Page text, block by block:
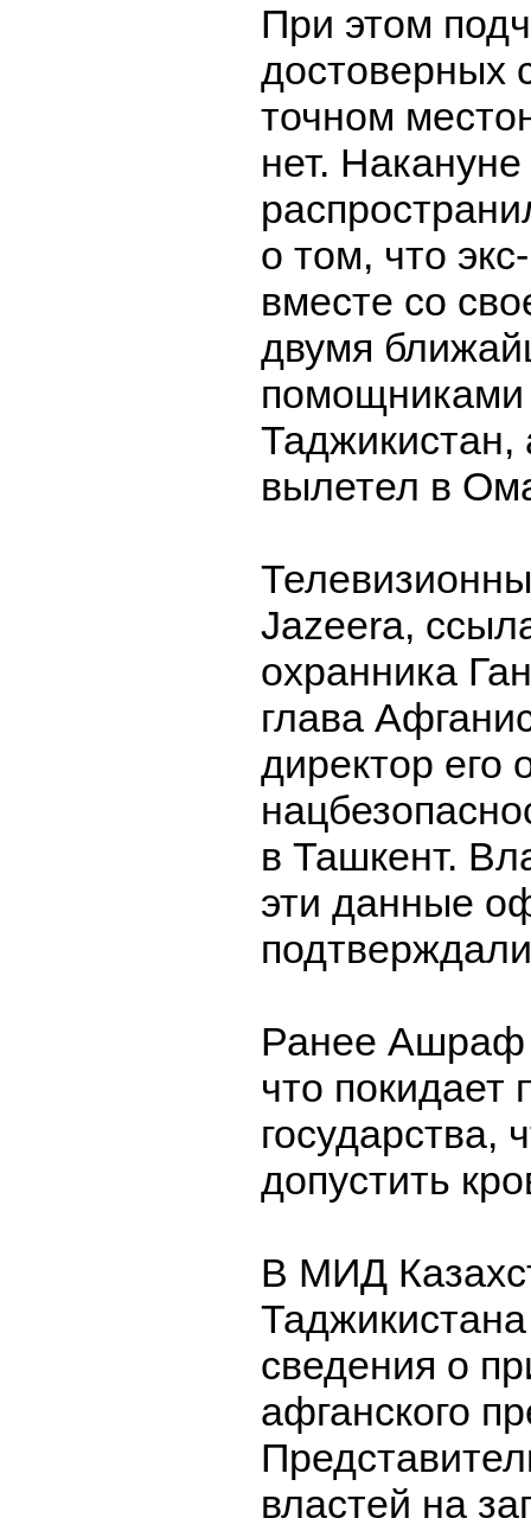
При этом
достоверных
точном
нет. Накануне
о том, что
вместе со
двумя
помощниками
Таджикистан,
вылетел в
Jazeera,
охранника
глава
директор его
в Ташкент.
эти данные
Ранее Ашраф
что покидает
государства,
допустить
В МИД
сведения о
афганского
властей на